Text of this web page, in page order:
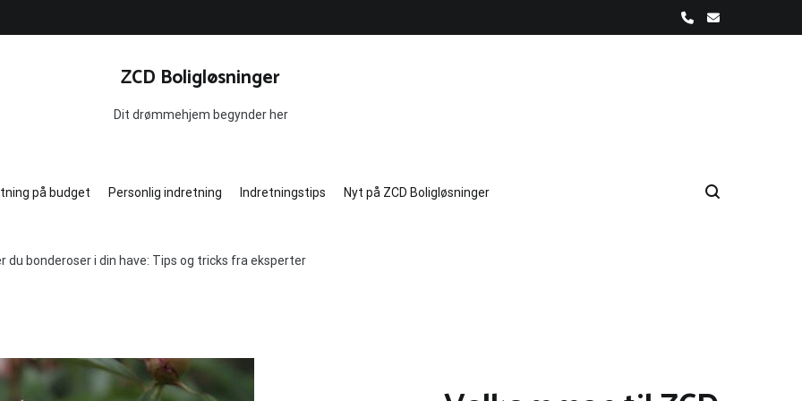
ZCD Boligløsninger
Dit drømmehjem begynder her
på budget Personlig indretning Indretningstips Nyt på ZCD Boligløsninger
du bonderoser i din have: Tips og tricks fra eksperter